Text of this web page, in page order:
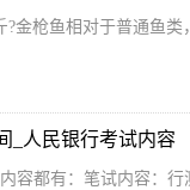
?金枪鱼相对于普通鱼类
_人民银行考试内容
容都有：笔试内容：